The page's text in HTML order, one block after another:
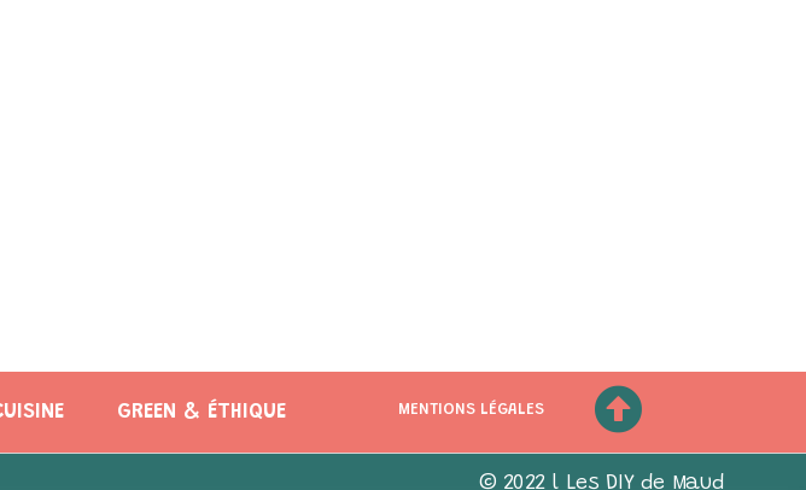
GREEN & ÉTHIQUE MENTIONS LÉGALES
© 2022 l Les DIY de Maud